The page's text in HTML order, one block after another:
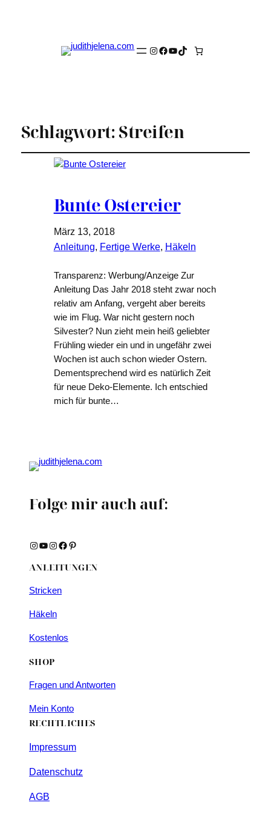
Instagram
Facebook
YouTube
TikTok
Schlagwort:Streifen
Bunte Ostereier
März 13, 2018
Anleitung, Fertige Werke, Häkeln
Transparenz: Werbung/Anzeige Zur
Anleitung Das Jahr 2018 steht zwar noch
relativ am Anfang, vergeht aber bereits
wie im Flug. War nicht gestern noch
Silvester? Nun zieht mein heiß geliebter
Frühling wieder ein und in ungefähr zwei
Wochen ist auch schon wieder Ostern.
Dementsprechend wird es natürlich Zeit
für neue Deko-Elemente. Ich entschied
mich für bunte…
Folge mir auch auf:
Instagram YouTube Instagram Facebook Pinterest
ANLEITUNGEN
Stricken
Häkeln
Kostenlos
SHOP
Fragen und Antworten
Mein Konto
RECHTLICHES
Impressum
Datenschutz
AGB